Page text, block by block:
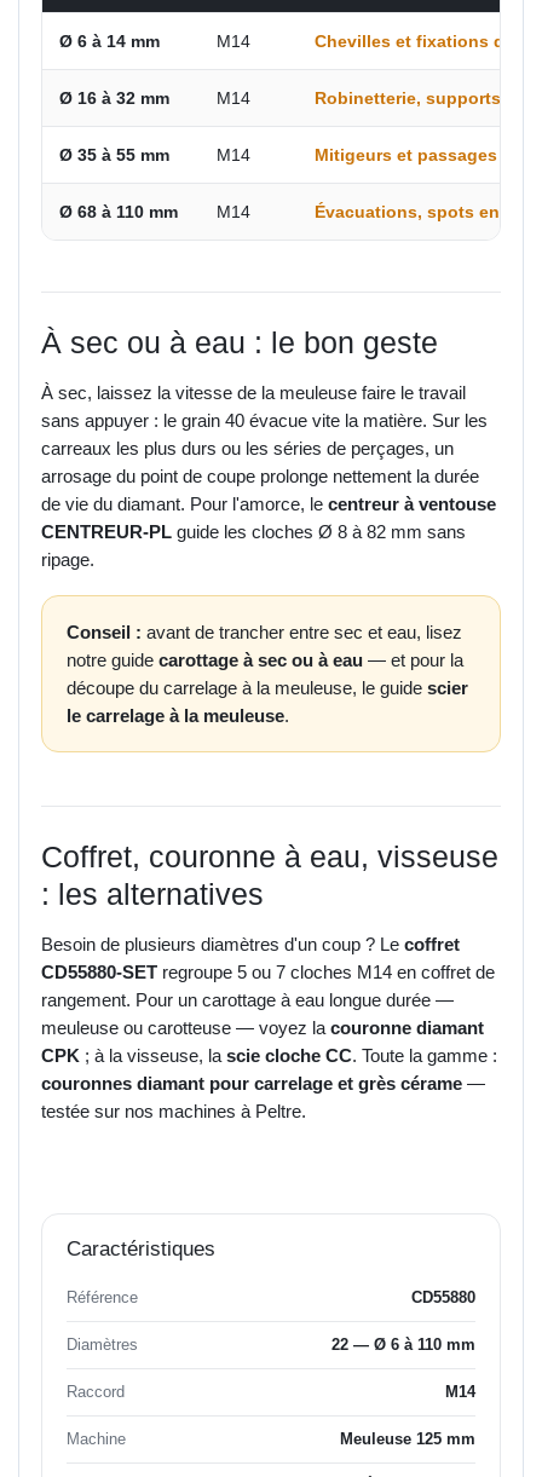
Ø 6 à 14 mm M14 Chevilles et fixations dans
Ø 16 à 32 mm M14 Robinetterie, supports,
Ø 35 à 55 mm M14 Mitigeurs et passages de
Ø 68 à 110 mm M14 Évacuations, spots
À sec ou à eau : le bon geste
À sec, laissez la vitesse de la meuleuse faire le travail
sans appuyer : le grain 40 évacue vite la matière. Sur les
carreaux les plus durs ou les séries de perçages, un
arrosage du point de coupe prolonge nettement la durée
de vie du diamant. Pour l'amorce, le centreur à ventouse
CENTREUR-PL guide les cloches Ø 8 à 82 mm sans
ripage.
Conseil : avant de trancher entre sec et eau, lisez
notre guide carottage à sec ou à eau — et pour la
découpe du carrelage à la meuleuse, le guide scier
le carrelage à la meuleuse.
Coffret, couronne à eau, visseuse
: les alternatives
Besoin de plusieurs diamètres d'un coup ? Le coffret
CD55880-SET regroupe 5 ou 7 cloches M14 en coffret de
rangement. Pour un carottage à eau longue durée —
meuleuse ou carotteuse — voyez la couronne diamant
CPK ; à la visseuse, la scie cloche CC. Toute la gamme :
couronnes diamant pour carrelage et grès cérame —
testée sur nos machines à Peltre.
Caractéristiques
Référence CD55880
Diamètres 22 — Ø 6 à 110 mm
Raccord M14
Machine Meuleuse 125 mm